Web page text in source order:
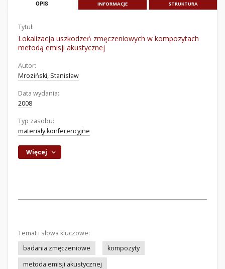
OPIS INFORMACJE STRUKTURA
Tytuł:
Lokalizacja uszkodzeń zmęczeniowych w kompozytach
metodą emisji akustycznej
Autor:
Mroziński, Stanisław
Data wydania:
2008
Typ zasobu:
materiały konferencyjne
Więcej
Temat i słowa kluczowe:
badania zmęczeniowe
kompozyty
metoda emisji akustycznej